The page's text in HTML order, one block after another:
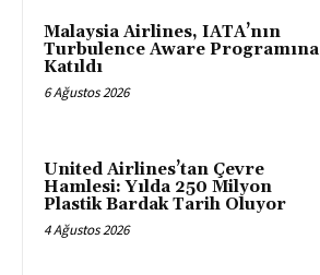
Malaysia Airlines, IATA’nın
Turbulence Aware Programına
Katıldı
6 Ağustos 2026
United Airlines’tan Çevre
Hamlesi: Yılda 250 Milyon
Plastik Bardak Tarih Oluyor
4 Ağustos 2026